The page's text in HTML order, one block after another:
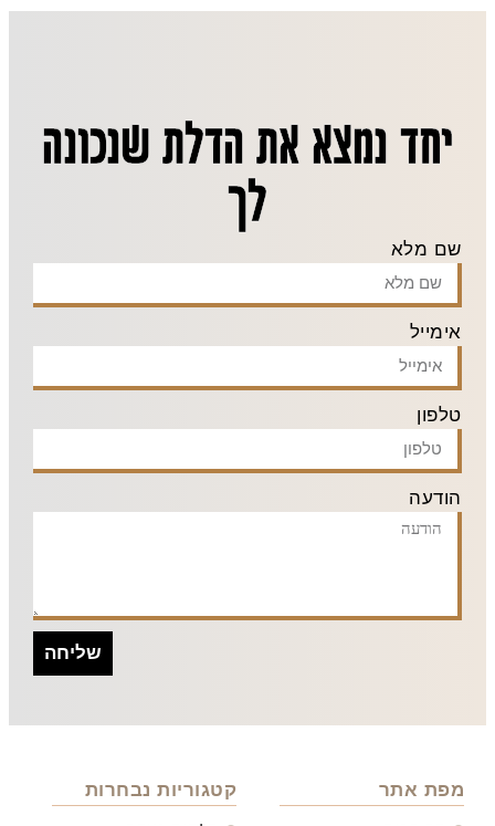
יחד נמצא את הדלת שנכונה
לך
שם מלא
אימייל
טלפון
הודעה
שליחה
מפת אתר קטגוריות נבחרות